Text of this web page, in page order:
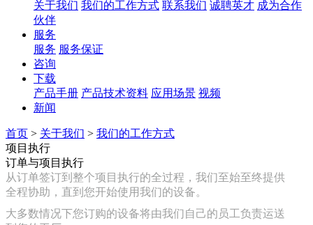
关于我们 我们的工作方式 联系我们 诚聘英才 成为合作
伙伴
服务
服务 服务保证
咨询
下载
产品手册 产品技术资料 应用场景 视频
新闻
首页 > 关于我们 > 我们的工作方式
项目执行
订单与项目执行
从订单签订到整个项目执行的全过程，我们至始至终提供
全程协助，直到您开始使用我们的设备。
大多数情况下您订购的设备将由我们自己的员工负责运送